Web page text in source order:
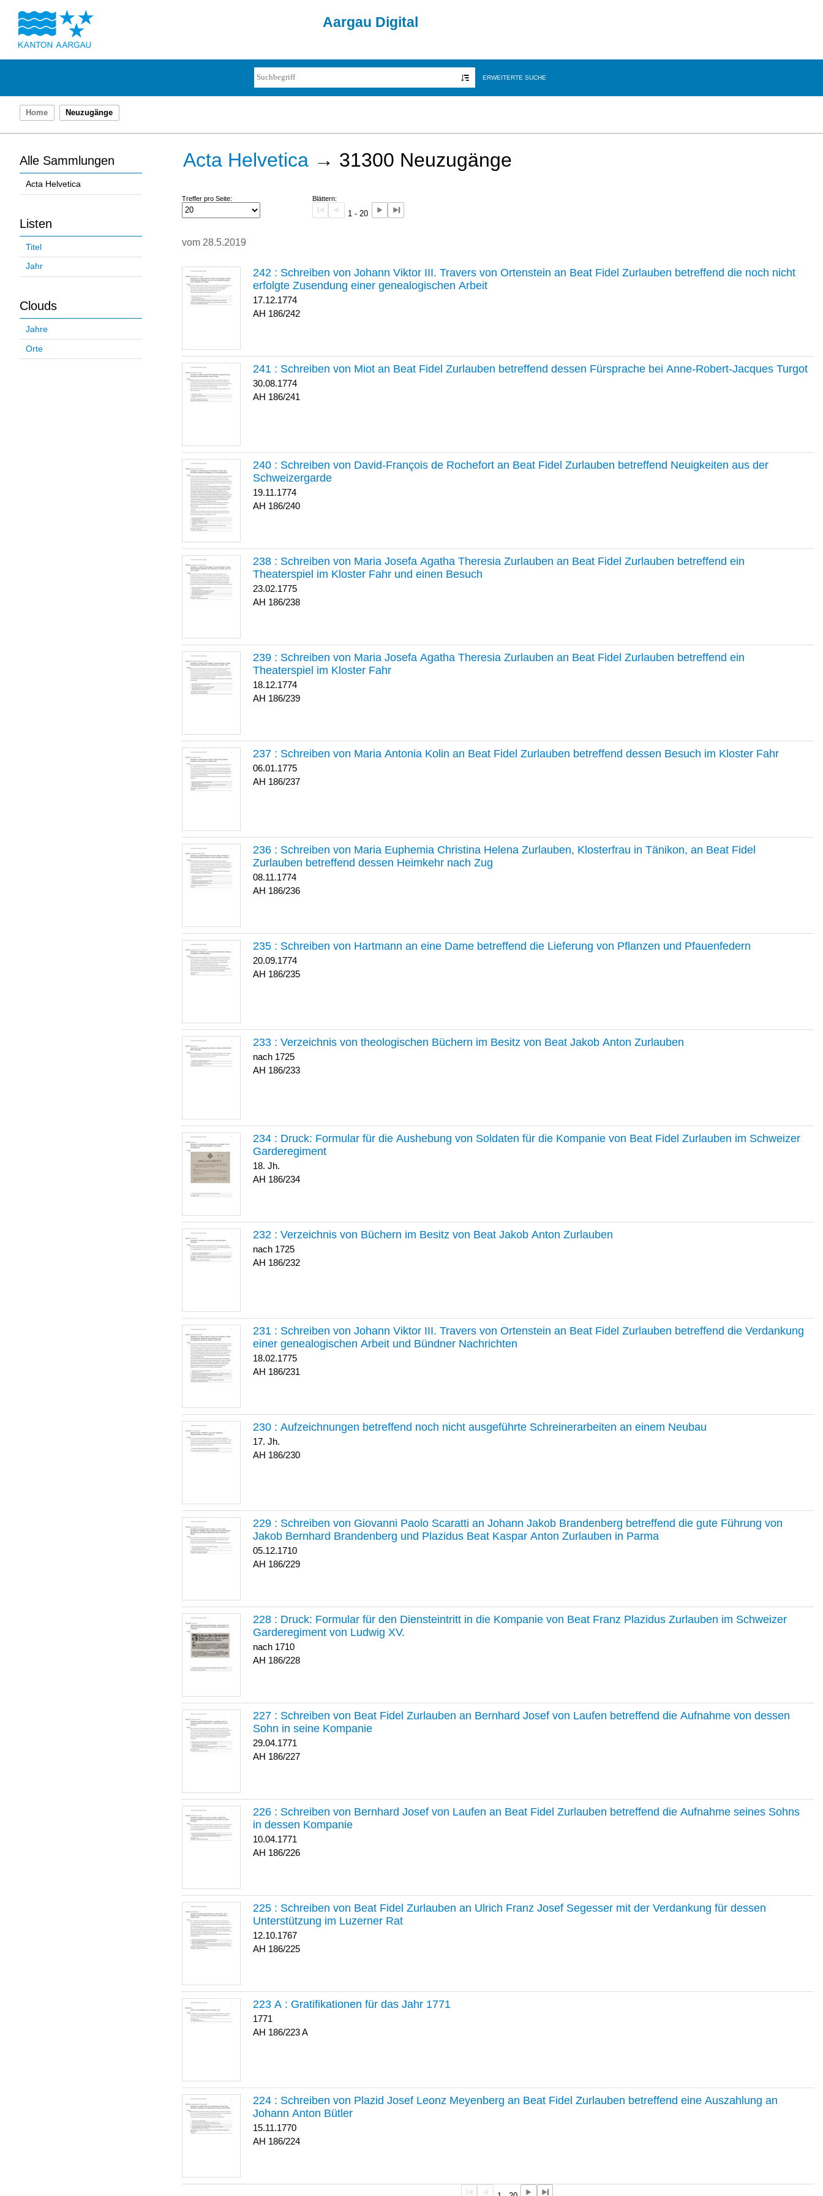
Aargau Digital
ERWEITERTE SUCHE
Home Neuzugänge
Alle Sammlungen
Acta Helvetica
Listen
Titel
Jahr
Clouds
Jahre
Orte
Acta Helvetica → 31300 Neuzugänge
Treffer pro Seite: Blättern:
1 - 20
vom 28.5.2019
242 : Schreiben von Johann Viktor III. Travers von Ortenstein an Beat Fidel Zurlauben betreffend die noch nicht
erfolgte Zusendung einer genealogischen Arbeit
17.12.1774
186/242
241 : Schreiben von Miot an Beat Fidel Zurlauben betreffend dessen Fürsprache bei Anne-Robert-Jacques Turgot
30.08.1774
186/241
240 : Schreiben von David-François de Rochefort an Beat Fidel Zurlauben betreffend Neuigkeiten aus der
Schweizergarde
19.11.1774
186/240
238 : Schreiben von Maria Josefa Agatha Theresia Zurlauben an Beat Fidel Zurlauben betreffend ein
Theaterspiel im Kloster Fahr und einen Besuch
23.02.1775
186/238
239 : Schreiben von Maria Josefa Agatha Theresia Zurlauben an Beat Fidel Zurlauben betreffend ein
Theaterspiel im Kloster Fahr
18.12.1774
186/239
237 : Schreiben von Maria Antonia Kolin an Beat Fidel Zurlauben betreffend dessen Besuch im Kloster Fahr
06.01.1775
186/237
236 : Schreiben von Maria Euphemia Christina Helena Zurlauben, Klosterfrau in Tänikon, an Beat Fidel
Zurlauben betreffend dessen Heimkehr nach Zug
08.11.1774
186/236
235 : Schreiben von Hartmann an eine Dame betreffend die Lieferung von Pflanzen und Pfauenfedern
20.09.1774
186/235
233 : Verzeichnis von theologischen Büchern im Besitz von Beat Jakob Anton Zurlauben
nach 1725
186/233
234 : Druck: Formular für die Aushebung von Soldaten für die Kompanie von Beat Fidel Zurlauben im Schweizer
Garderegiment
18. Jh.
186/234
232 : Verzeichnis von Büchern im Besitz von Beat Jakob Anton Zurlauben
nach 1725
186/232
231 : Schreiben von Johann Viktor III. Travers von Ortenstein an Beat Fidel Zurlauben betreffend die Verdankung
einer genealogischen Arbeit und Bündner Nachrichten
18.02.1775
186/231
230 : Aufzeichnungen betreffend noch nicht ausgeführte Schreinerarbeiten an einem Neubau
17. Jh.
186/230
229 : Schreiben von Giovanni Paolo Scaratti an Johann Jakob Brandenberg betreffend die gute Führung von
Jakob Bernhard Brandenberg und Plazidus Beat Kaspar Anton Zurlauben in Parma
05.12.1710
186/229
228 : Druck: Formular für den Diensteintritt in die Kompanie von Beat Franz Plazidus Zurlauben im Schweizer
Garderegiment von Ludwig XV.
nach 1710
186/228
227 : Schreiben von Beat Fidel Zurlauben an Bernhard Josef von Laufen betreffend die Aufnahme von dessen
Sohn in seine Kompanie
29.04.1771
186/227
226 : Schreiben von Bernhard Josef von Laufen an Beat Fidel Zurlauben betreffend die Aufnahme seines Sohns
in dessen Kompanie
10.04.1771
186/226
225 : Schreiben von Beat Fidel Zurlauben an Ulrich Franz Josef Segesser mit der Verdankung für dessen
Unterstützung im Luzerner Rat
12.10.1767
186/225
223 A : Gratifikationen für das Jahr 1771
1771
186/223 A
224 : Schreiben von Plazid Josef Leonz Meyenberg an Beat Fidel Zurlauben betreffend eine Auszahlung an
Johann Anton Bütler
15.11.1770
186/224